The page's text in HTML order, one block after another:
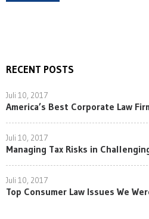
RECENT POSTS
Juli 10, 2017
America’s Best Corporate Law
Juli 10, 2017
Managing Tax Risks in
Juli 10, 2017
Top Consumer Law Issues We